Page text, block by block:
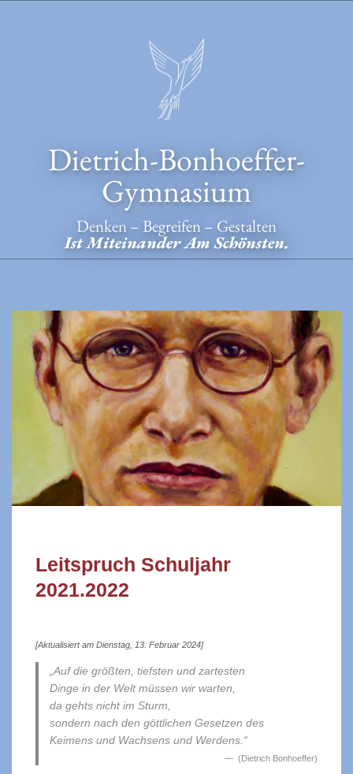
Dietrich-Bonhoeffer-
Gymnasium
Denken – Begreifen – Gestalten
Ist Miteinander Am Schönsten.
Leitspruch Schuljahr
2021.2022
[Aktualisiert am Dienstag, 13. Februar 2024]
„Auf die größten, tiefsten und zartesten
Dinge in der Welt müssen wir warten,
da gehts nicht im Sturm,
sondern nach den göttlichen Gesetzen des
Keimens und Wachsens und Werdens.“
(Dietrich Bonhoeffer)